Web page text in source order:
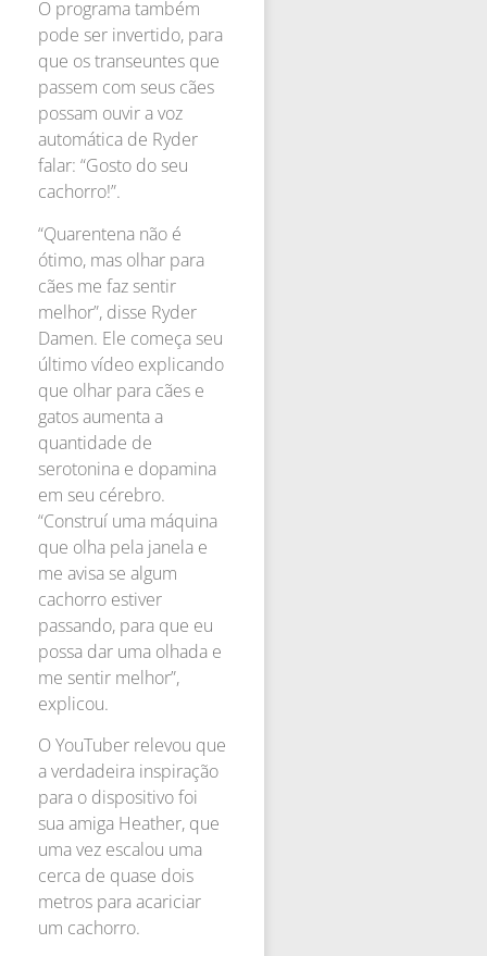
O programa também
pode ser invertido, para
que os transeuntes que
passem com seus cães
possam ouvir a voz
automática de Ryder
falar: “Gosto do seu
cachorro!”.
“Quarentena não é
ótimo, mas olhar para
cães me faz sentir
melhor”, disse Ryder
Damen. Ele começa seu
último vídeo explicando
que olhar para cães e
gatos aumenta a
quantidade de
serotonina e dopamina
em seu cérebro.
“Construí uma máquina
que olha pela janela e
me avisa se algum
cachorro estiver
passando, para que eu
possa dar uma olhada e
me sentir melhor”,
explicou.
O YouTuber relevou que
a verdadeira inspiração
para o dispositivo foi
sua amiga Heather, que
uma vez escalou uma
cerca de quase dois
metros para acariciar
um cachorro.